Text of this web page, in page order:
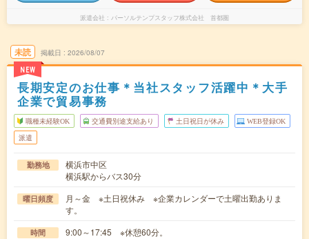
派遣会社 パーソルテンプスタッフ株式会社 首都圏
未読
NEW
掲載日 2026/08/07
長期安定のお仕事＊当社スタッフ活躍中＊大手
企業で貿易事務
職種未経験OK 交通費別途支給あり 土日祝日が休み WEB登録OK
派遣
勤務地
横浜市中区
横浜駅からバス30分
曜日頻度
月～金 ※土日祝休み ※企業カレンダーで土曜出勤ありま
す。
時間 9:00～17:45 ※休憩60分。